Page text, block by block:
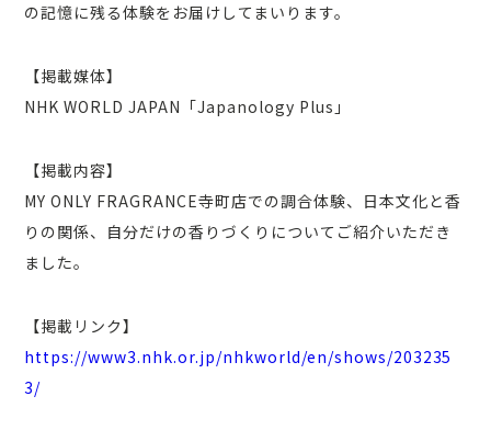
の記憶に残る体験をお届けしてまいります。
【掲載媒体】
NHK WORLD JAPAN「Japanology Plus」
【掲載内容】
MY ONLY FRAGRANCE寺町店での調合体験、日本文化と香
りの関係、自分だけの香りづくりについてご紹介いただき
ました。
【掲載リンク】
https://www3.nhk.or.jp/nhkworld/en/shows/203235
3/